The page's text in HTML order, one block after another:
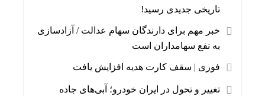
تاریخی جدیدی رسید!
خبر مهم برای دارندگان سهام عدالت / آزادسازی
به نفع سهامداران است
فوری | سقف کارت هدیه افزایش یافت
تغییر و تحول در ایران خودرو؛ آبی‌های جاده